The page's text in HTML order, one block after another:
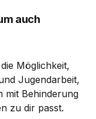
auch
Möglichkeit,
Jugendarbeit,
mit Behinderung
zu dir passt.